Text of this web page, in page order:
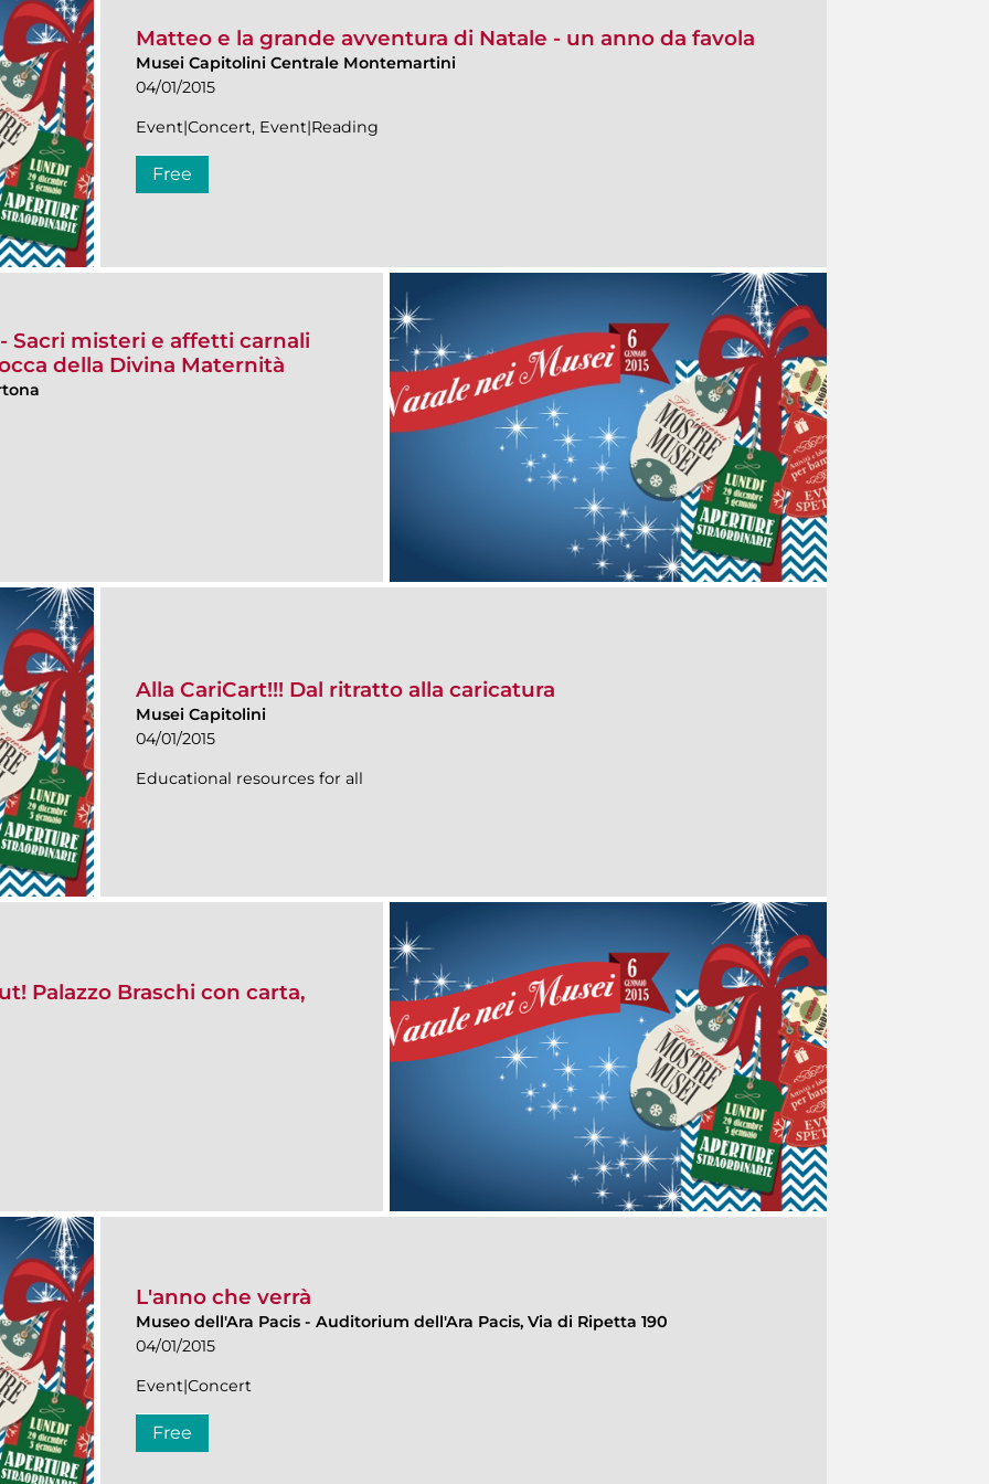
Matteo e la grande avventura di Natale - un anno da favola
Musei Capitolini Centrale Montemartini
04/01/2015
Event|Concert, Event|Reading
Free
Sacri misteri e affetti carnali
della Divina Maternità
Alla CariCart!!! Dal ritratto alla caricatura
Musei Capitolini
04/01/2015
Educational resources for all
Palazzo Braschi con carta,
L'anno che verrà
Museo dell'Ara Pacis - Auditorium dell'Ara Pacis, Via di Ripetta 190
04/01/2015
Event|Concert
Free